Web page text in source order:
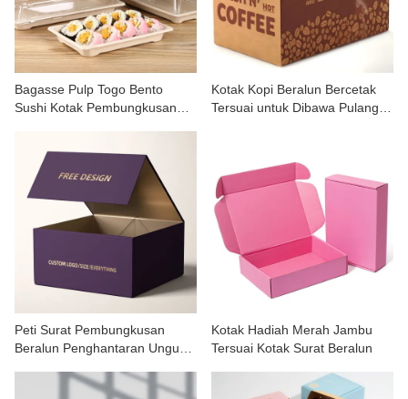
Bagasse Pulp Togo Bento
Sushi Kotak Pembungkusan
Kotak Kopi Beralun Bercetak
Tersuai untuk Dibawa Pulang
Peti Surat Pembungkusan
Beralun Penghantaran Ungu
Kotak Hadiah Merah Jambu
Tersuai Kotak Surat Beralun